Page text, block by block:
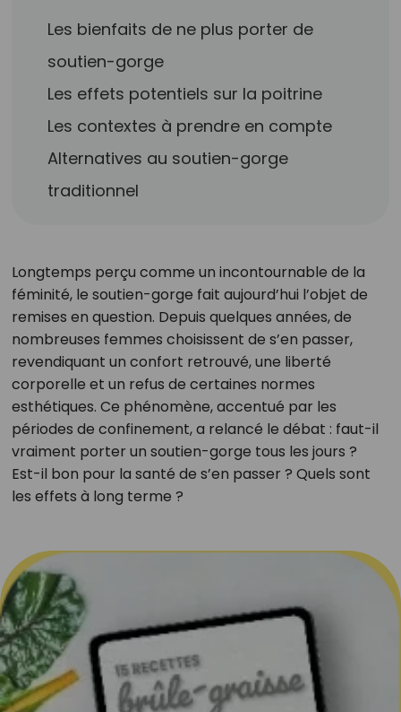
Les bienfaits de ne plus porter de
soutien-gorge
Les effets potentiels sur la poitrine
Les contextes à prendre en compte
Alternatives au soutien-gorge
traditionnel
Longtemps perçu comme un incontournable de la
féminité, le soutien-gorge fait aujourd’hui l’objet de
remises en question. Depuis quelques années, de
nombreuses femmes choisissent de s’en passer,
revendiquant un confort retrouvé, une liberté
corporelle et un refus de certaines normes
esthétiques. Ce phénomène, accentué par les
périodes de confinement, a relancé le débat : faut-il
vraiment porter un soutien-gorge tous les jours ?
Est-il bon pour la santé de s’en passer ? Quels sont
les effets à long terme ?